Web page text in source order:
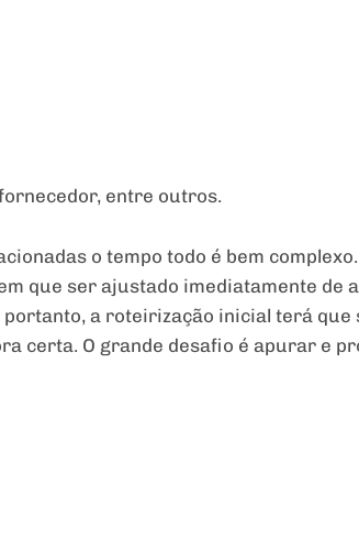
entre outros.
o tempo todo é bem
que ser ajustado imediatamente de
a roteirização inicial terá
certa. O grande desafio é apurar e